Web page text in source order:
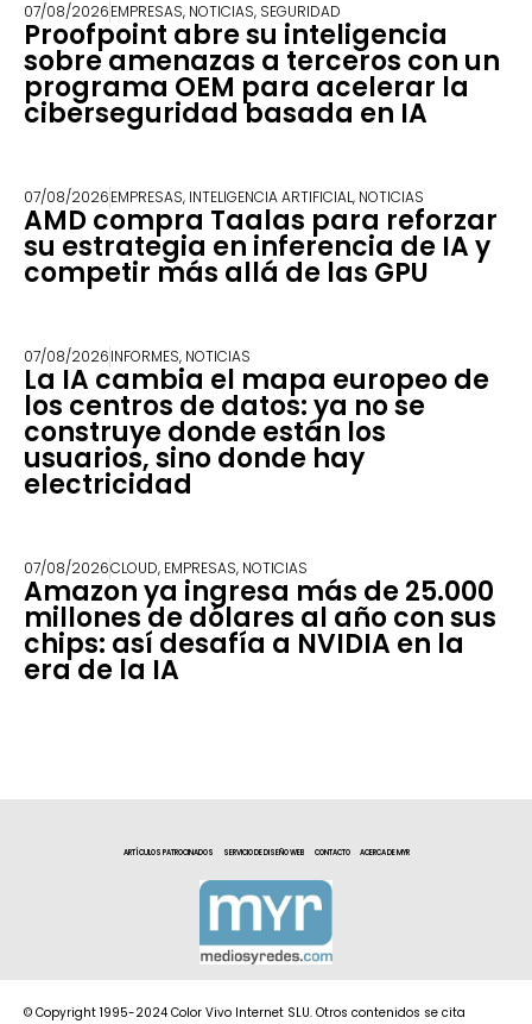
07/08/2026EMPRESAS, NOTICIAS, SEGURIDAD
Proofpoint abre su inteligencia
sobre amenazas a terceros con un
programa OEM para acelerar la
ciberseguridad basada en IA
07/08/2026EMPRESAS, INTELIGENCIA ARTIFICIAL, NOTICIAS
AMD compra Taalas para reforzar
su estrategia en inferencia de IA y
competir más allá de las GPU
07/08/2026INFORMES, NOTICIAS
La IA cambia el mapa europeo de
los centros de datos: ya no se
construye donde están los
usuarios, sino donde hay
electricidad
07/08/2026CLOUD, EMPRESAS, NOTICIAS
Amazon ya ingresa más de 25.000
millones de dólares al año con sus
chips: así desafía a NVIDIA en la
era de la IA
ARTÍCULOS PATROCINADOS SERVICIO DE DISEÑO WEB CONTACTO ACERCA DE MYR
© Copyright 1995-2024 Color Vivo Internet SLU. Otros contenidos se cita